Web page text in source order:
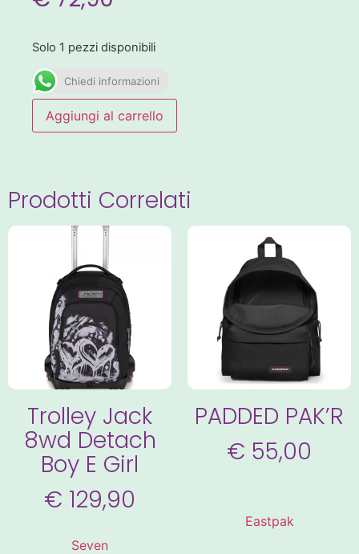
Solo 1 pezzi disponibili
Chiedi informazioni
Aggiungi al carrello
Prodotti Correlati
Trolley Jack
8wd Detach
Boy E Girl
€ 129,90
Seven
PADDED PAK’R
€ 55,00
Eastpak